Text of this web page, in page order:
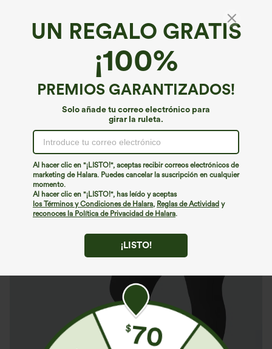
UN REGALO GRATIS
¡100%
PREMIOS GARANTIZADOS!
Solo añade tu correo electrónico para
girar la ruleta.
Al hacer clic en "¡LISTO!", aceptas recibir correos electrónicos de
marketing de Halara. Puedes cancelar la suscripción en cualquier
momento.
Al hacer clic en "¡LISTO!", has leído y aceptas
los Términos y Condiciones de Halara, Reglas de Actividad y
reconoces la Política de Privacidad de Halara.
¡LISTO!
Patitoff™ Flow*
Patitoff™ Flow Joggers resistentes al pelaje
lisos de cintura alta con cordón y bolsillo
lateral de talla grande de longitud entero
44 )
€40,95 EUR